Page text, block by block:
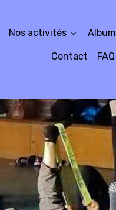
Nos activités Album
Contact FAQ